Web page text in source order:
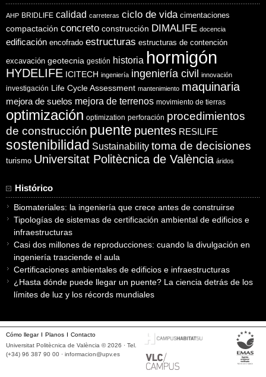
AHP BRIDLIFE calidad carreteras ciclo de vida cimentaciones
compactación concreto construcción DIMALIFE docencia
edificación encofrado estructuras estructuras de contención
excavación geotecnia gestión historia hormigón
HYDELIFE ICITECH ingeniería ingeniería civil innovación
investigación Life Cycle Assessment mantenimiento maquinaria
mejora de suelos mejora de terrenos movimiento de tierras
optimización optimization perforación procedimientos
de construcción puente puentes RESILIFE
sostenibilidad Sustainability toma de decisiones
turismo Universitat Politècnica de València áridos
Histórico
Biomateriales: la ingeniería que crece antes de construirse
Tipologías de sistemas de certificación ambiental de edificios e
infraestructuras
Casi dos millones de reproducciones: cuando la divulgación en
ingeniería trasciende el aula
Certificaciones ambientales de edificios e infraestructuras
¿Hasta dónde puede llegar un puente? La ciencia detrás de los
límites de luz y los récords mundiales
Cómo llegar Planos
Contacto
Universitat Politècnica de València © 2026 · Tel.
(+34) 96 387 90 00 · informacion@upv.es